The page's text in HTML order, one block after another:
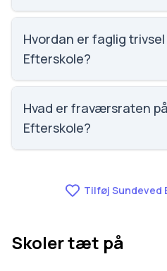
Vi har ikke data om social
Efterskole.
Hvordan er faglig
Efterskole?
Vi har ikke data om faglig
Efterskole.
Hvad er fraværsraten
Efterskole?
Tilføj Sundeved
Skoler tæt på